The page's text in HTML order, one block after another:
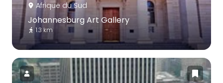
Afrique du Sud
Johannesburg Art Gallery
1.3 km